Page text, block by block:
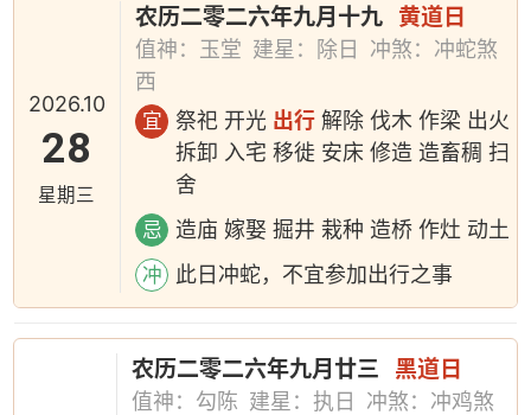
2026.10
28
星期三
农历二零二六年九月十九 黄道日
值神：玉堂 建星：除日
冲煞：冲蛇煞
西
宜 祭祀 开光 出行 解除 伐木 作梁 出火
拆卸 入宅 移徙 安床 修造 造畜稠 扫
舍
忌 造庙 嫁娶 掘井 栽种 造桥 作灶 动土
冲 此日冲蛇，不宜参加出行之事
农历二零二六年九月廿三 黑道日
值神：勾陈 建星：执日
冲煞：冲鸡煞